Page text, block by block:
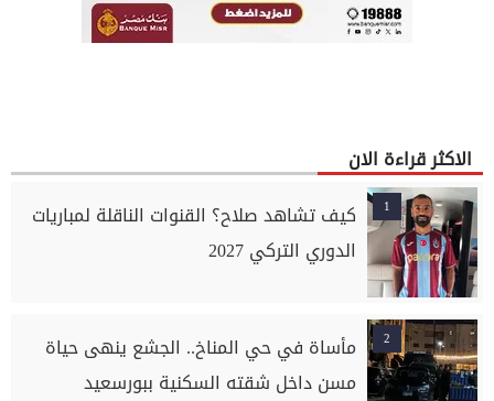
الاكثر قراءة الان
1
كيف تشاهد صلاح؟ القنوات الناقلة لمباريات
الدوري التركي 2027
2
مأساة في حي المناخ.. الجشع ينهى حياة
مسن داخل شقته السكنية ببورسعيد